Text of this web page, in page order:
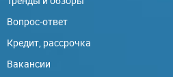
Вопрос-ответ
Кредит, рассрочка
Вакансии